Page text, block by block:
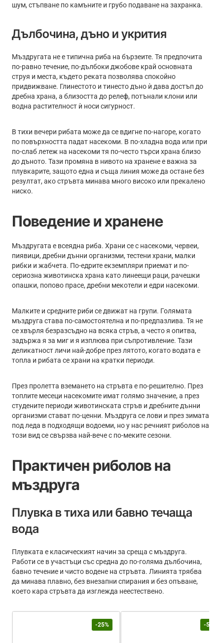
шум, стъпване по камъните и грубо подаване на захранка.
Дълбочина, дъно и укрития
Мъздругата не е типична риба на бързеите. Тя предпочита
по-равно течение, по-дълбоки джобове край основната
струя и места, където реката позволява спокойно
придвижване. Глинестото и тинесто дъно ѝ дава достъп до
дребна храна, а близостта до релеф, потънали клони или
водна растителност ѝ носи сигурност.
В тихи вечери рибата може да се вдигне по-нагоре, когато
по повърхността падат насекоми. В по-хладна вода или при
по-слаб летеж на насекоми тя по-често търси храна близо
до дъното. Тази промяна в нивото на хранене е важна за
плувкарите, защото една и съща линия може да остане без
резултат, ако стръвта минава много високо или прекалено
ниско.
Поведение и хранене
Мъздругата е всеядна риба. Храни се с насекоми, червеи,
пиявици, дребни дънни организми, тестени храни, малки
рибки и жабчета. По-едрите екземпляри приемат и по-
сериозна животинска храна като линеещи раци, рачешки
опашки, попово прасе, дребни мекотели и едри насекоми.
Малките и средните риби се движат на групи. Голямата
мъздруга става по-самостоятелна и по-предпазлива. Тя не
се хвърля безразсъдно на всяка стръв, а често я опитва,
задържа я за миг и я изплюва при съпротивление. Тази
деликатност личи най-добре през лятото, когато водата е
топла и рибата се храни на кратки периоди.
През пролетта вземането на стръвта е по-решително. През
топлите месеци насекомите имат голямо значение, а през
студените периоди животинската стръв и дребните дънни
организми стават по-ценни. Мъздруга се лови и през зимата
под леда в подходящи водоеми, но у нас речният риболов на
този вид се свързва най-вече с по-меките сезони.
Практичен риболов на
мъздруга
Плувка в тиха или бавно течаща
вода
Плувката е класическият начин за среща с мъздруга.
Работи се в участъци със средна до по-голяма дълбочина,
бавно течение и чисто водене на стръвта. Линията трябва
да минава плавно, без внезапни спирания и без опъване,
което кара стръвта да изглежда неестествено.
-25% -50%